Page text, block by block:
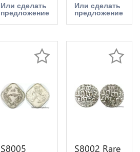
Или сделать
предложение
Или сделать
предложение
S8005 S8002 Rare